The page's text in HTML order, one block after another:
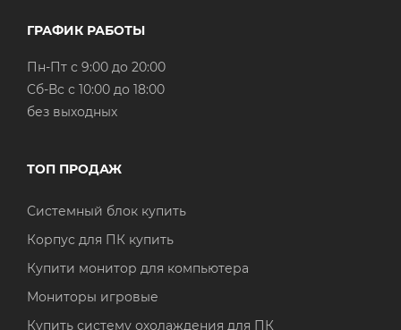
ГРАФИК РАБОТЫ
Пн-Пт с 9:00 до 20:00
Cб-Вс с 10:00 до 18:00
без выходных
ТОП ПРОДАЖ
Системный блок купить
Корпус для ПК купить
Купити монитор для компьютера
Мониторы игровые
Купить систему охолаждения для ПК